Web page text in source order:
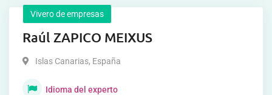
Vivero de empresas
Raúl ZAPICO MEIXUS
Islas Canarias, España
Idioma del experto